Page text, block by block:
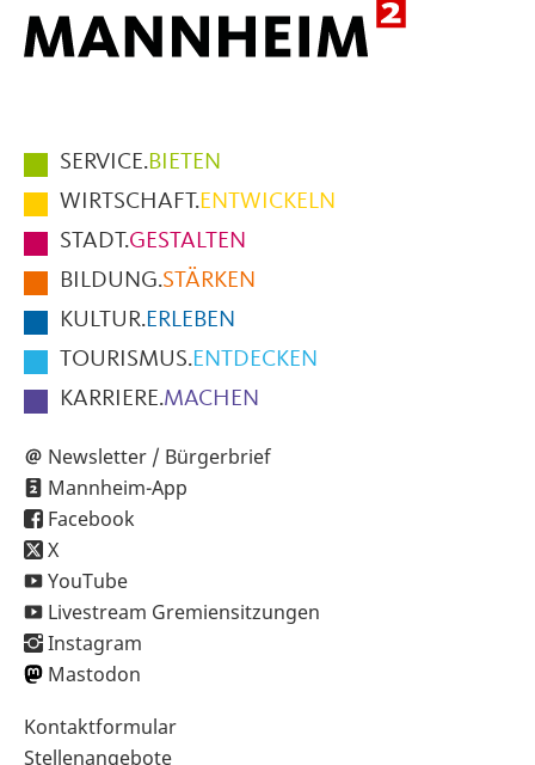
Hauptmenüpunkte
im
Fußbereich
der
Seite
SERVICE.BIETEN
WIRTSCHAFT.ENTWICKELN
STADT.GESTALTEN
BILDUNG.STÄRKEN
KULTUR.ERLEBEN
TOURISMUS.ENTDECKEN
KARRIERE.MACHEN
Newsletter / Bürgerbrief
Mannheim-App
Facebook
X
YouTube
Livestream Gremiensitzungen
Instagram
Mastodon
Sekundärnavigation
im
Kontaktformular
Stellenangebote